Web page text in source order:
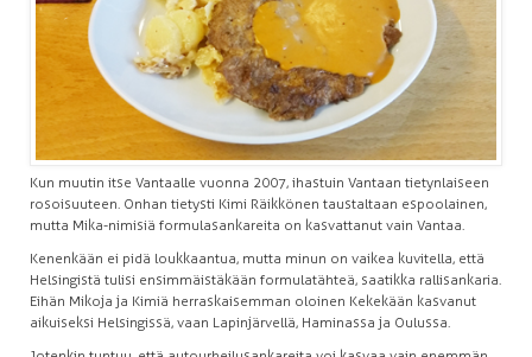
Kun muutin itse Vantaalle vuonna 2007, ihastuin Vantaan tietynlaiseen
rosoisuuteen. Onhan tietysti Kimi Räikkönen taustaltaan espoolainen,
mutta Mika-nimisiä formulasankareita on kasvattanut vain Vantaa.
Kenenkään ei pidä loukkaantua, mutta minun on vaikea kuvitella, että
Helsingistä tulisi ensimmäistäkään formulatähteä, saatikka rallisankaria.
Eihän Mikoja ja Kimiä herraskaisemman oloinen Kekekään kasvanut
aikuiseksi Helsingissä, vaan Lapinjärvellä, Haminassa ja Oulussa.